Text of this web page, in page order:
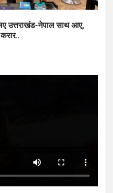
उत्तराखंड-नेपाल साथ आए,